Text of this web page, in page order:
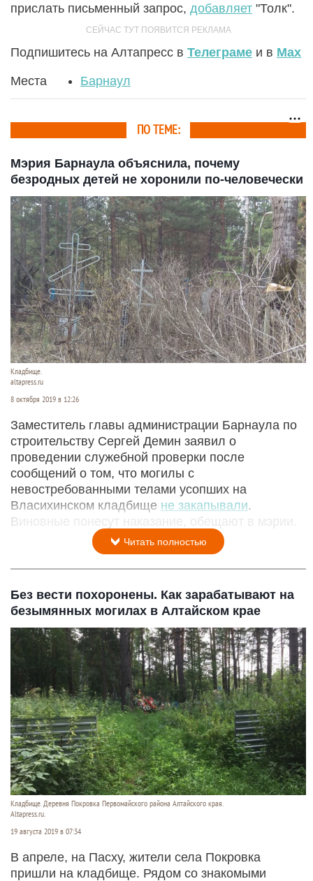
прислать письменный запрос, добавляет "Толк".
Подпишитесь на Алтапресс в Телеграме и в Max
Места Барнаул
ПО ТЕМЕ:
Мэрия Барнаула объяснила, почему
безродных детей не хоронили по-человечески
Кладбище.
altapress.ru
8 октября 2019 в 12:26
Заместитель главы администрации Барнаула по
строительству Сергей Демин заявил о
проведении служебной проверки после
сообщений о том, что могилы с
невостребованными телами усопших на
Власихинском кладбище не закапывали.
Виновные понесут наказание, обещают в мэрии.
Читать полностью
Без вести похоронены. Как зарабатывают на
безымянных могилах в Алтайском крае
Кладбище. Деревня Покровка Первомайского района Алтайского края.
Altapress.ru.
19 августа 2019 в 07:34
В апреле, на Пасху, жители села Покровка
пришли на кладбище. Рядом со знакомыми